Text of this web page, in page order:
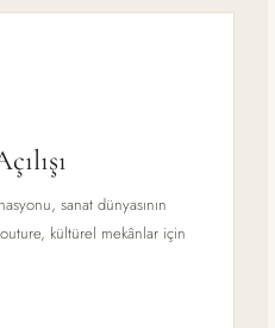
sanat dünyasının
kültürel mekânlar için